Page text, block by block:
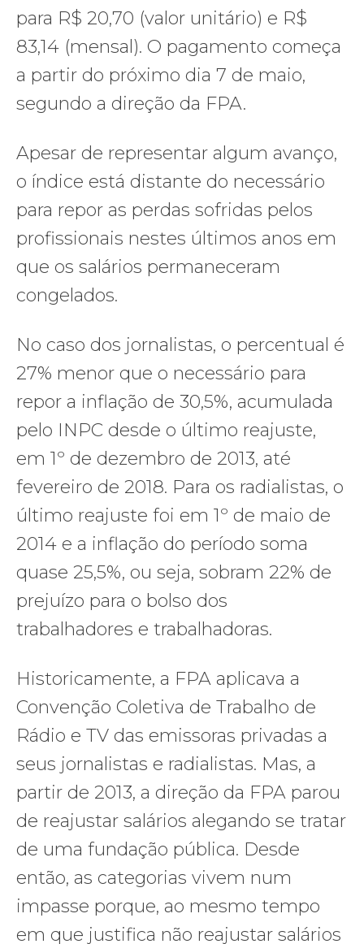
para R$ 20,70 (valor unitário) e R$
83,14 (mensal). O pagamento começa
a partir do próximo dia 7 de maio,
segundo a direção da FPA.
Apesar de representar algum avanço,
o índice está distante do necessário
para repor as perdas sofridas pelos
profissionais nestes últimos anos em
que os salários permaneceram
congelados.
No caso dos jornalistas, o percentual é
27% menor que o necessário para
repor a inflação de 30,5%, acumulada
pelo INPC desde o último reajuste,
em 1º de dezembro de 2013, até
fevereiro de 2018. Para os radialistas, o
último reajuste foi em 1º de maio de
2014 e a inflação do período soma
quase 25,5%, ou seja, sobram 22% de
prejuízo para o bolso dos
trabalhadores e trabalhadoras.
Historicamente, a FPA aplicava a
Convenção Coletiva de Trabalho de
Rádio e TV das emissoras privadas a
seus jornalistas e radialistas. Mas, a
partir de 2013, a direção da FPA parou
de reajustar salários alegando se tratar
de uma fundação pública. Desde
então, as categorias vivem num
impasse porque, ao mesmo tempo
em que justifica não reajustar salários